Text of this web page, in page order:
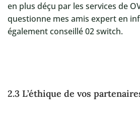
en plus déçu par les services de
questionne mes amis expert en
également conseillé 02 switch.
2.3 L’éthique de vos